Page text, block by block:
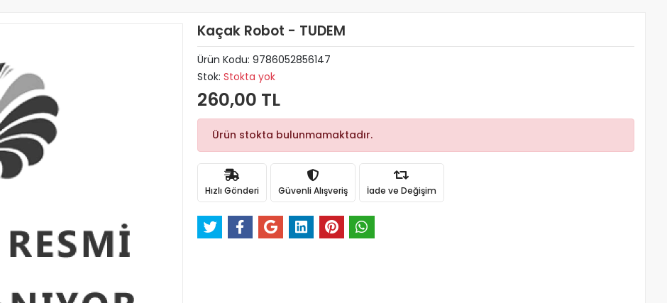
Kaçak Robot - TUDEM
Ürün Kodu: 9786052856147
Stok: Stokta yok
260,00 TL
Ürün stokta bulunmamaktadır.
Hızlı Gönderi Güvenli Alışveriş İade ve Değişim